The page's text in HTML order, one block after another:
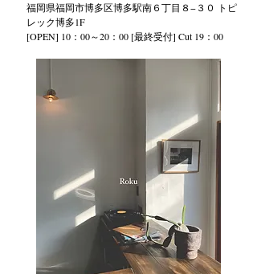
福岡県福岡市博多区博多駅南６丁目８−３０ トピ
レック博多1F
[OPEN] 10：00～20：00 [最終受付] Cut 19：00